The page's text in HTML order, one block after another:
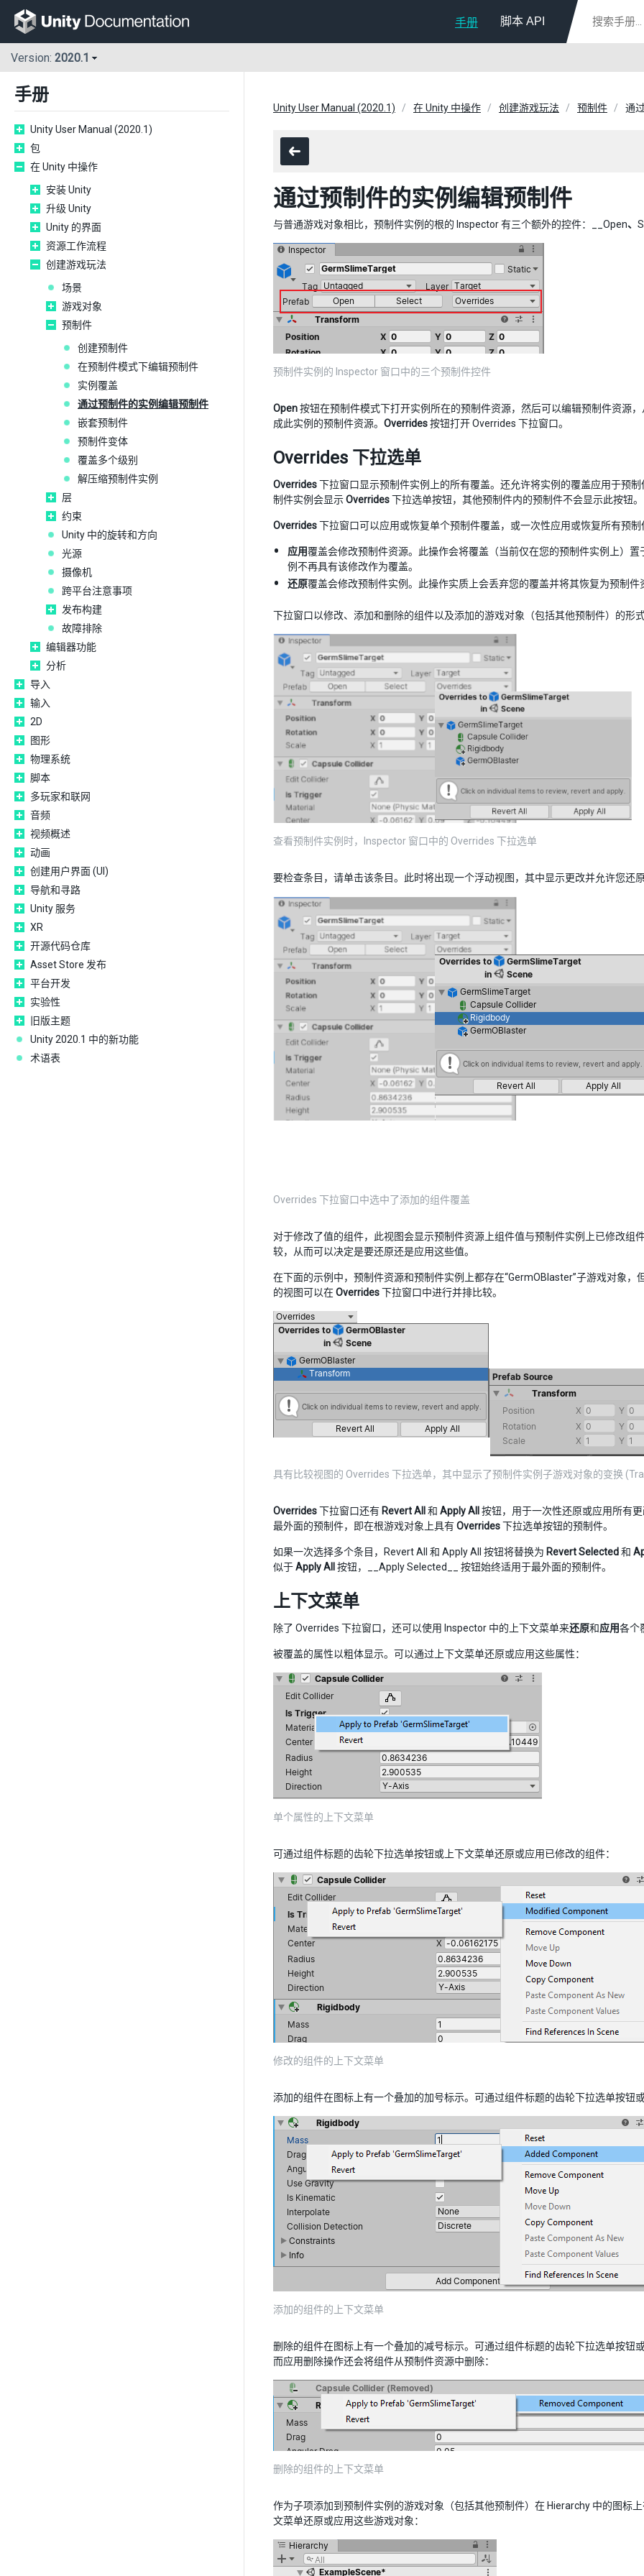
手册 脚本 API
Version: 2020.1
手册
Unity User Manual (2020.1)
包
在 Unity 中操作
安装 Unity
升级 Unity
Unity 的界面
资源工作流程
创建游戏玩法
场景
游戏对象
预制件
创建预制件
在预制件模式下编辑预制件
实例覆盖
通过预制件的实例编辑预制件
嵌套预制件
预制件变体
覆盖多个级别
解压缩预制件实例
层
约束
Unity 中的旋转和方向
光源
摄像机
跨平台注意事项
发布构建
故障排除
编辑器功能
分析
导入
输入
2D
图形
物理系统
脚本
多玩家和联网
音频
视频概述
动画
创建用户界面 (UI)
导航和寻路
Unity 服务
XR
开源代码仓库
Asset Store 发布
平台开发
实验性
旧版主题
Unity 2020.1 中的新功能
术语表
Unity User Manual (2020.1) 在 Unity 中操作 创建游戏玩法 预制件 通
通过预制件的实例编辑预制件
与普通游戏对象相比，预制件实例的根的 Inspector 有三个额外的控件：__Open、
预制件实例的 Inspector 窗口中的三个预制件控件
Open按钮在预制件模式下打开实例所在的预制件资源，然后可以编辑预制件资源
成此实例的预制件资源。 Overrides按钮打开 Overrides 下拉窗口。
Overrides 下拉选单
Overrides下拉窗口显示预制件实例上的所有覆盖。还允许将实例的覆盖应用于预
制件实例会显示Overrides下拉选单按钮，其他预制件内的预制件不会显示此按钮。
Overrides下拉窗口可以应用或恢复单个预制件覆盖，或一次性应用或恢复所有预制
应用覆盖会修改预制件资源。此操作会将覆盖（当前仅在您的预制件实例上）
例不再具有该修改作为覆盖。
还原覆盖会修改预制件实例。此操作实质上会丢弃您的覆盖并将其恢复为预制件
下拉窗口以修改、添加和删除的组件以及添加的游戏对象（包括其他预制件）的形
查看预制件实例时，Inspector 窗口中的 Overrides 下拉选单
要检查条目，请单击该条目。此时将出现一个浮动视图，其中显示更改并允许您还
Overrides 下拉窗口中选中了添加的组件覆盖
对于修改了值的组件，此视图会显示预制件资源上组件值与预制件实例上已修改
较，从而可以决定是要还原还是应用这些值。
在下面的示例中，预制件资源和预制件实例上都存在“GermOBlaster”子游戏对象
的视图可以在Overrides下拉窗口中进行并排比较。
具有比较视图的 Overrides 下拉选单，其中显示了预制件实例子游戏对象的变换
Overrides下拉窗口还有 Revert All 和 Apply All 按钮，用于一次性还原或应用所有
最外面的预制件，即在根游戏对象上具有Overrides下拉选单按钮的预制件。
如果一次选择多个条目，Revert All 和 Apply All 按钮将替换为 Revert Selected和
似于Apply All 按钮，__Apply Selected__ 按钮始终适用于最外面的预制件。
上下文菜单
除了 Overrides 下拉窗口，还可以使用 Inspector 中的上下文菜单来还原和应用各个
被覆盖的属性以粗体显示。可以通过上下文菜单还原或应用这些属性：
单个属性的上下文菜单
可通过组件标题的齿轮下拉选单按钮或上下文菜单还原或应用已修改的组件：
修改的组件的上下文菜单
添加的组件在图标上有一个叠加的加号标示。可通过组件标题的齿轮下拉选单按钮
添加的组件的上下文菜单
删除的组件在图标上有一个叠加的减号标示。可通过组件标题的齿轮下拉选单按
而应用删除操作还会将组件从预制件资源中删除：
删除的组件的上下文菜单
作为子项添加到预制件实例的游戏对象（包括其他预制件）在 Hierarchy 中的图标
文菜单还原或应用这些游戏对象：